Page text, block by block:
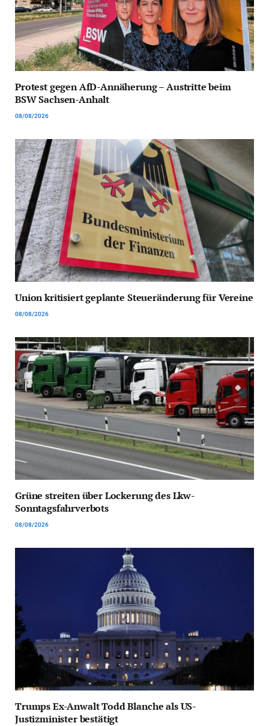
Protest gegen AfD-Annäherung – Austritte beim
BSW Sachsen-Anhalt
08/08/2026
Union kritisiert geplante Steueränderung für Vereine
08/08/2026
Grüne streiten über Lockerung des Lkw-
Sonntagsfahrverbots
08/08/2026
Trumps Ex-Anwalt Todd Blanche als US-
Justizminister bestätigt